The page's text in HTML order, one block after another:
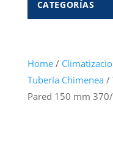
CATEGORÍAS
Home/
Tubería Chimenea/
Pared 150 mm